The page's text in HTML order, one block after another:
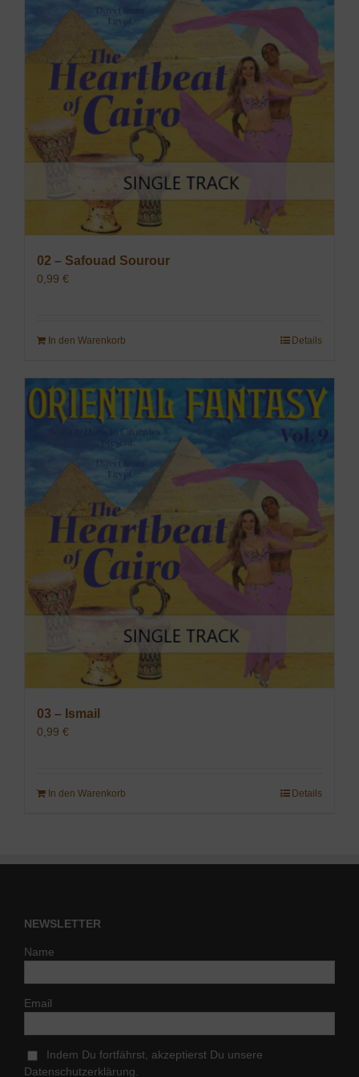
02 – Safouad Sourour
0,99 €
In den Warenkorb Details
03 – Ismail
0,99 €
In den Warenkorb Details
NEWSLETTER
Name
Email
Indem Du fortfährst, akzeptierst Du unsere
Datenschutzerklärung.